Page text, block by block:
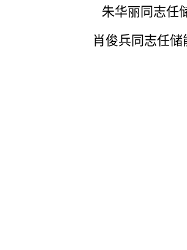
朱华丽同志任
肖俊兵同志任储